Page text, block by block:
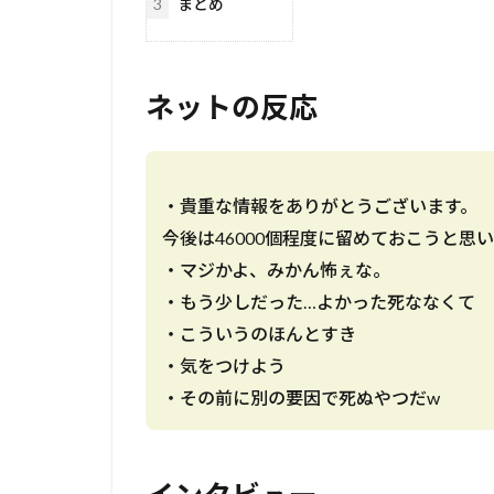
ネットの反応
・貴重な情報をありがとうございます。
今後は46000個程度に留めておこうと思
・マジかよ、みかん怖ぇな。
・もう少しだった…よかった死ななくて
・こういうのほんとすき
・気をつけよう
・その前に別の要因で死ぬやつだw